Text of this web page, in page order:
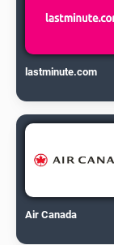
lastminute.com
Air Canada